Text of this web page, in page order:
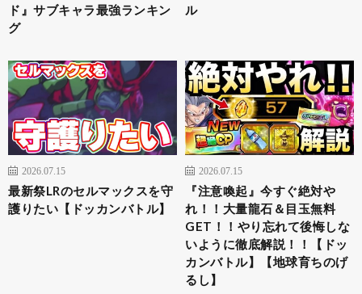
ド』サブキャラ最強ランキン
グ
ル
2026.07.15
最新祭LRのセルマックスを守
護りたい【ドッカンバトル】
2026.07.15
『注意喚起』今すぐ絶対や
れ！！大量龍石＆目玉無料
GET！！やり忘れて後悔しな
いように徹底解説！！【ドッ
カンバトル】【地球育ちのげ
るし】